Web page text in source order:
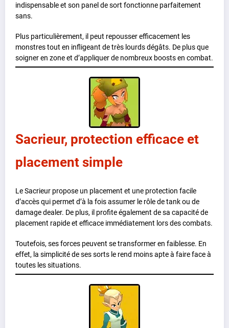
indispensable et son panel de sort fonctionne parfaitement
sans.
Plus particulièrement, il peut repousser efficacement les
monstres tout en infligeant de très lourds dégâts. De plus que
soigner en zone et d’appliquer de nombreux boosts en combat.
Sacrieur, protection efficace et
placement simple
Le Sacrieur propose un placement et une protection facile
d’accès qui permet d’à la fois assumer le rôle de tank ou de
damage dealer. De plus, il profite également de sa capacité de
placement rapide et efficace immédiatement lors des combats.
Toutefois, ses forces peuvent se transformer en faiblesse. En
effet, la simplicité de ses sorts le rend moins apte à faire face à
toutes les situations.